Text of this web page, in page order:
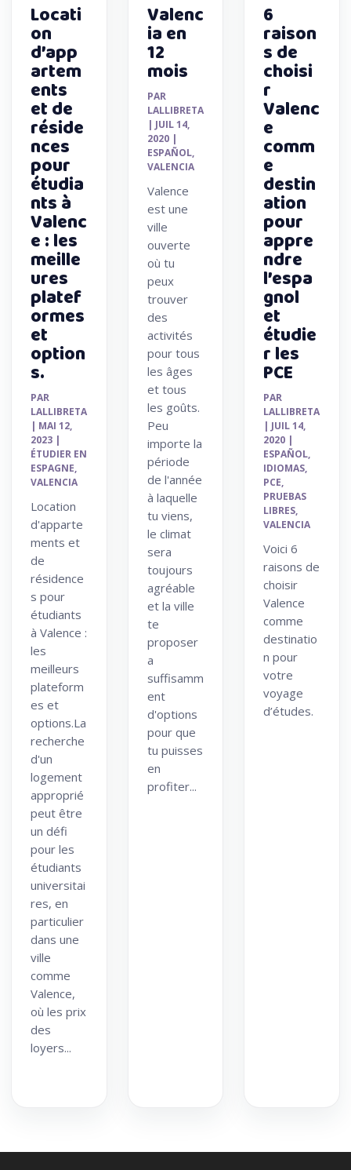
Locati
on
d’app
artem
ents
et de
réside
nces
pour
étudia
nts à
Valenc
e : les
meille
ures
platef
ormes
et
option
s.
PAR
LALLIBRETA
| MAI 12,
2023 |
ÉTUDIER EN
ESPAGNE,
VALENCIA
Location
d'apparte
ments et
de
résidence
s pour
étudiants
à Valence :
les
meilleurs
plateform
es et
options.La
recherche
d'un
logement
approprié
peut être
un défi
pour les
étudiants
universitai
res, en
particulier
dans une
ville
comme
Valence,
où les prix
des
loyers...
Valenc
ia en
12
mois
PAR
LALLIBRETA
| JUIL 14,
2020|
ESPAÑOL,
VALENCIA
Valence
est une
ville
ouverte
où tu
peux
trouver
des
activités
pour tous
les âges
et tous
les goûts.
Peu
importe la
période
de l'année
à laquelle
tu viens,
le climat
sera
toujours
agréable
et la ville
te
proposer
a
suffisamm
ent
d'options
pour que
tu puisses
en
profiter...
6
raison
s de
choisi
r
Valenc
e
comm
e
destin
ation
pour
appre
ndre
l’espa
gnol
et
étudie
r les
PCE
PAR
LALLIBRETA
| JUIL 14,
2020 |
ESPAÑOL,
IDIOMAS,
PCE,
PRUEBAS
LIBRES,
VALENCIA
Voici 6
raisons de
choisir
Valence
comme
destinatio
n pour
votre
voyage
d’études.